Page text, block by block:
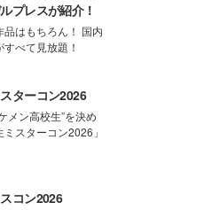
プレスが紹介！
品はもちろん！ 国内
べて見放題！
ターコン2026
メン高校生”を決め
スターコン2026」
コン2026